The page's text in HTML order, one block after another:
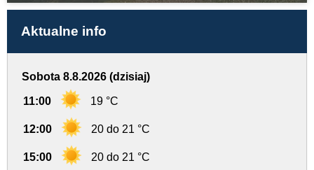
Aktualne info
Sobota 8.8.2026 (dzisiaj)
11:00 19 °C
12:00 20 do 21 °C
15:00 20 do 21 °C